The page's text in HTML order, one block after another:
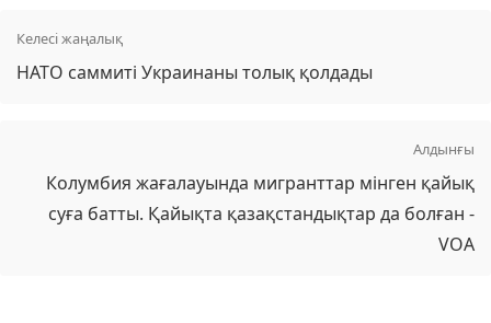
Келесі жаңалық
НАТО саммиті Украинаны толық қолдады
Алдынғы
Колумбия жағалауында мигранттар мінген қайық
суға батты. Қайықта қазақстандықтар да болған -
VOA